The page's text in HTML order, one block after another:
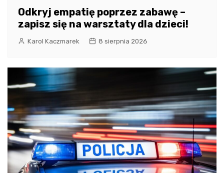
Odkryj empatię poprzez zabawę –
zapisz się na warsztaty dla dzieci!
Karol Kaczmarek 8 sierpnia 2026